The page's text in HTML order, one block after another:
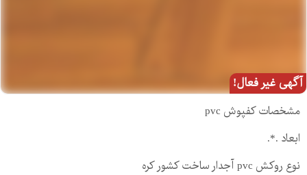
آگهی غیر فعال!
مشخصات کفپوش pvc
ابعاد .*.
نوع روکش pvc آجدار ساخت کشور کره